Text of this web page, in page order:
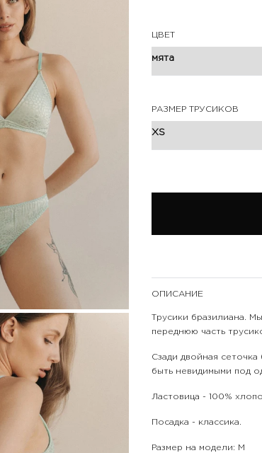
ЦВЕТ
РАЗМЕР ТРУСИКОВ
ОПИСАНИЕ
Трусики бразилиана.
переднюю часть
Сзади двойная
быть невидимыми под
Ластовица - 100%
Посадка - классика.
Размер на модели: М